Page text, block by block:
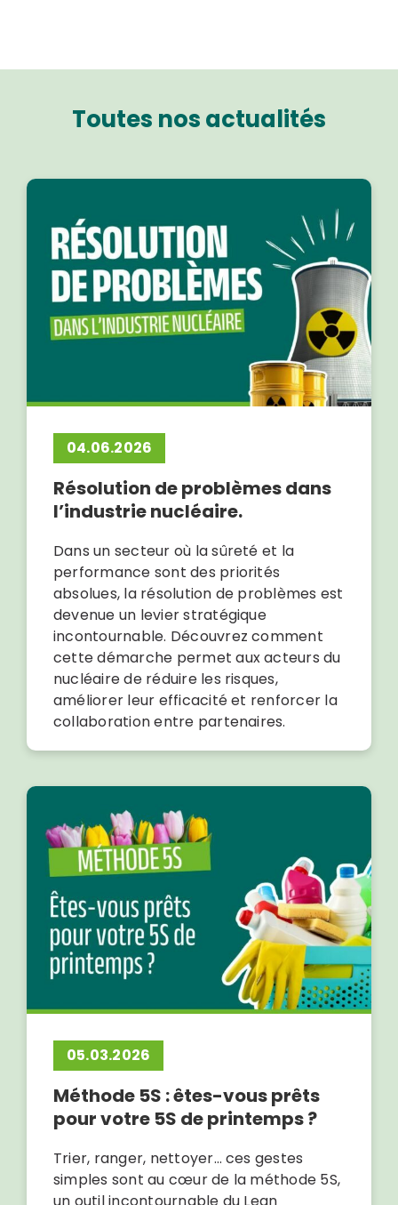
Toutes nos actualités
04.06.2026
Résolution de problèmes dans
l’industrie nucléaire.
Dans un secteur où la sûreté et la
performance sont des priorités
absolues, la résolution de problèmes est
devenue un levier stratégique
incontournable. Découvrez comment
cette démarche permet aux acteurs du
nucléaire de réduire les risques,
améliorer leur efficacité et renforcer la
collaboration entre partenaires.
05.03.2026
Méthode 5S : êtes-vous prêts
pour votre 5S de printemps ?
Trier, ranger, nettoyer… ces gestes
simples sont au cœur de la méthode 5S,